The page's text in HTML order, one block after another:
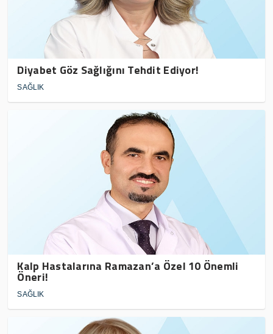
Diyabet Göz Sağlığını Tehdit Ediyor!
SAĞLIK
Kalp Hastalarına Ramazan’a Özel 10 Önemli
Öneri!
SAĞLIK